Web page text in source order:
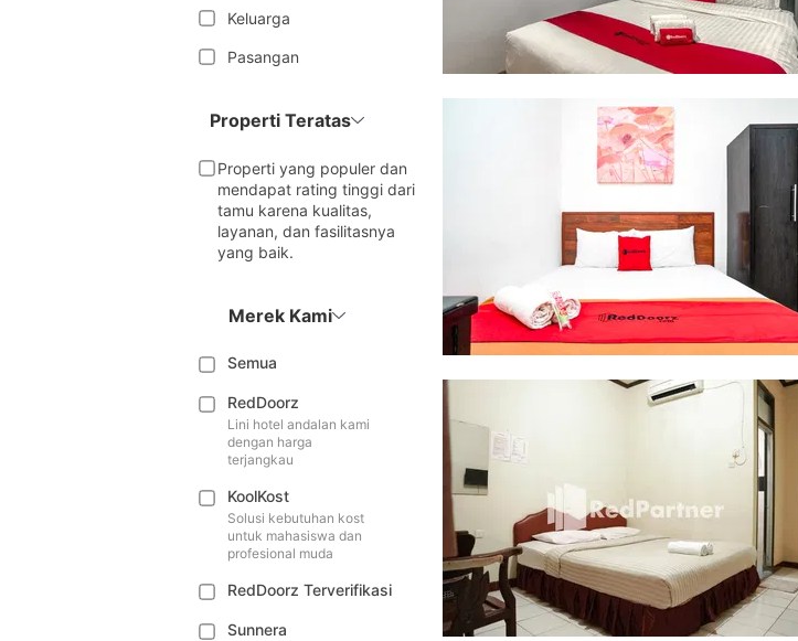
Keluarga
Pasangan
Properti Teratas
Properti yang populer dan
mendapat rating tinggi dari
tamu karena kualitas,
layanan, dan fasilitasnya
yang baik.
Merek Kami
Semua
RedDoorz
Lini hotel andalan kami
dengan harga
terjangkau
KoolKost
Solusi kebutuhan kost
untuk mahasiswa dan
profesional muda
RedDoorz Terverifikasi
Sunnera